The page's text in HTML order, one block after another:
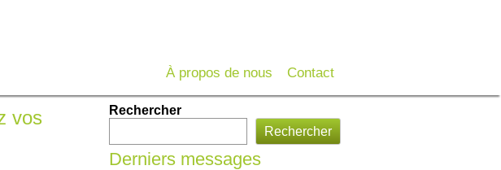
À propos de nous Contact
vos
Rechercher
Rechercher
Derniers messages